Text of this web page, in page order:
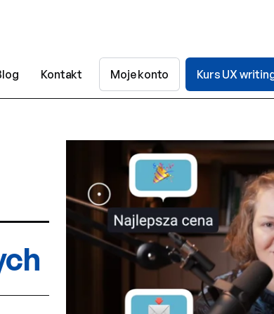
Kontakt Moje konto Kurs UX